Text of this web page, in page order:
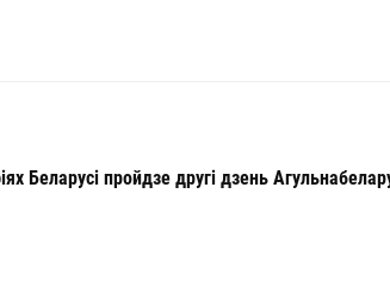
Беларусі пройдзе другі дзень